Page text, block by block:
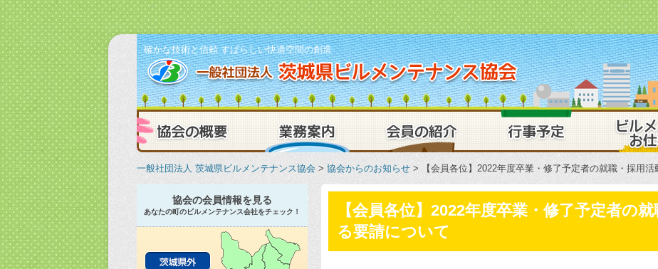
確かな技術と信頼 すばらしい快適空間の創造
一般社団法人
協会の概要 業務案内 会員の紹介 行事予定
一般社団法人 茨城県ビルメンテナンス協会 > 協会からのお知らせ > 【会員各位】2022年度卒業・修了予定者の就職・採用活
【会員各位】2022年度卒業・修了予定者の
る要請について
協会の会員情報を見る
あなたの町のビルメンテナンス会社をチェック！